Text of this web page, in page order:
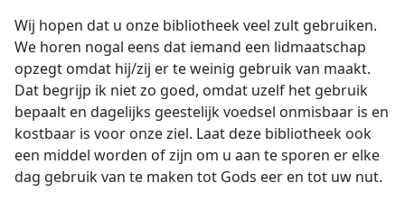
Wij hopen dat u onze bibliotheek veel zult gebruiken.
We horen nogal eens dat iemand een lidmaatschap
opzegt omdat hij/zij er te weinig gebruik van maakt.
Dat begrijp ik niet zo goed, omdat uzelf het gebruik
bepaalt en dagelijks geestelijk voedsel onmisbaar is en
kostbaar is voor onze ziel. Laat deze bibliotheek ook
een middel worden of zijn om u aan te sporen er elke
dag gebruik van te maken tot Gods eer en tot uw nut.